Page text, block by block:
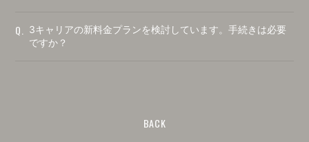
Q.
3キャリアの新料金プランを検討しています。手続きは必要
ですか？
BACK